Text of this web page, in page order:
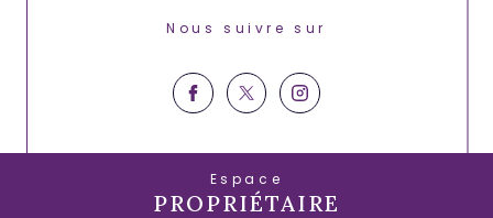
Nous suivre sur
Espace
PROPRIÉTAIRE